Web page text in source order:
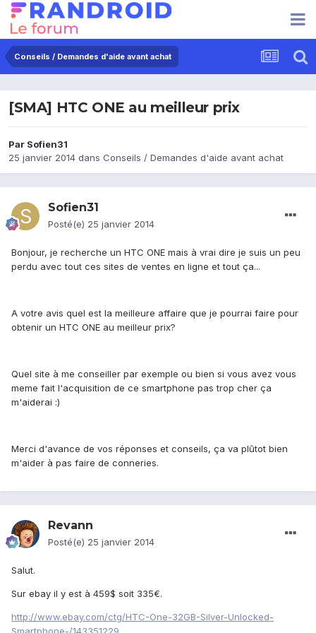
Conseils / Demandes d'aide avant achat
[SMA] HTC ONE au meilleur prix
Par Sofien31
25 janvier 2014 dans Conseils / Demandes d'aide avant achat
Sofien31
Posté(e) 25 janvier 2014
Bonjour, je recherche un HTC ONE mais à vrai dire je suis un peu
perdu avec tout ces sites de ventes en ligne et tout ça...
A votre avis quel est la meilleure affaire que je pourrai faire pour
obtenir un HTC ONE au meilleur prix?
Quel site à me conseiller par exemple ou bien si vous avez vous
meme fait l'acquisition de ce smartphone pas trop cher ça
m'aiderai :)
Merci d'avance de vos réponses et conseils, ça va plûtot bien
m'aider à pas faire de conneries.
Revann
Posté(e) 25 janvier 2014
Salut.
Sur ebay il y est à 459$ soit 335€.
http://www.ebay.com/ctg/HTC-One-32GB-Silver-Unlocked-